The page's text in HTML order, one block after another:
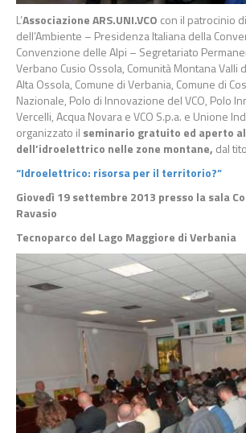
L’Associazione ARS.UNI.VCO con il patrocinio
dell’Ambiente – Presidenza Italiana della
Convenzione delle Alpi – Segretariato
Verbano Cusio Ossola, Comunità Montana Valli
Alta Ossola, Comune di Verbania, Comune di
Nazionale, Polo di Innovazione del VCO, Polo
Vercelli, Acqua Novara e VCO S.p.a. e Unione
organizzato il seminario gratuito ed aperto
dell’idroelettrico nelle zone montane, dal
“Idroelettrico: risorsa per il territorio?”
Giovedì 19 settembre 2013 presso la sala
Ravasio
Tecnoparco del Lago Maggiore di Verbania